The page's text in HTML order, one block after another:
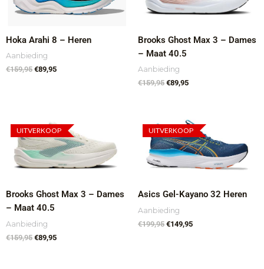
Hoka Arahi 8 – Heren
Aanbieding
€159,95 €89,95
Brooks Ghost Max 3 – Dames
– Maat 40.5
Aanbieding
€159,95 €89,95
UITVERKOOP
Brooks Ghost Max 3 – Dames
– Maat 40.5
Aanbieding
€159,95
prijs
was:
€159,95.
€89,95
prijs
is:
€89,95.
UITVERKOOP
Asics Gel-Kayano 32 Heren
Aanbieding
€199,95
Oorspronkelijke
prijs
was:
€199,95.
€149,95
prijs
is:
€149,95.